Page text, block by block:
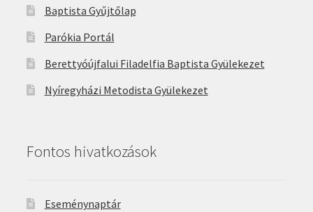
Baptista Gyűjtőlap
Parókia Portál
Berettyóújfalui Filadelfia Baptista Gyülekezet
Nyíregyházi Metodista Gyülekezet
Fontos hivatkozások
Eseménynaptár